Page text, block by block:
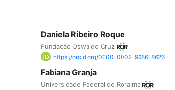
Daniela Ribeiro Roque
Fundação Oswaldo Cruz
https://orcid.org/0000-0002-9686-8626
Fabiana Granja
Universidade Federal de Roraima